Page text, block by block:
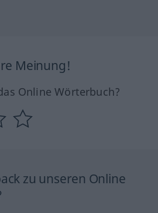
Meinung!
Online Wörterbuch?
zu unseren Online